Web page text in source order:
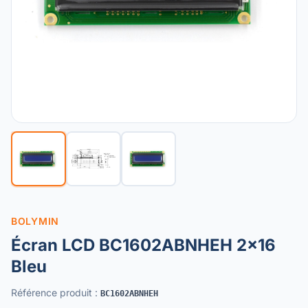
BOLYMIN
Écran LCD BC1602ABNHEH 2x16
Bleu
Référence produit : BC1602ABNHEH